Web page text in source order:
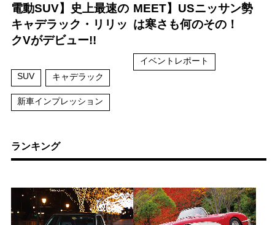
電動SUV】史上最速の
キャデラック・リリッ
クVがデビュー!!
SUV キャデラック
新車インプレッション
MEET】USニッサン勢
は寒さも何のその！
イベントレポート
ランキング